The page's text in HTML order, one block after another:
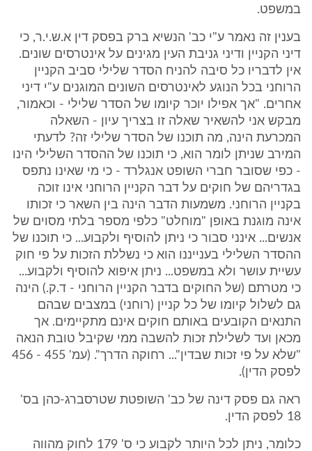
במשפט.
בענין זה נאמר ע"י כב' הנשיא ברק בפסק דין א.ש.י.ר, כי
דיני הקניין ודיני גניבת העין מגינים על אינטרסים שונים.
אין לדבריו כל סיבה להניח הסדר שלילי סביב הקניין
הרוחני בכל הנוגע לאינטרסים השונים המוגנים ע"י דיני
אחרים. "אך אפילו יוכר קיומו של הסדר שלילי - וכאמור,
מבקש אני להשאיר שאלה זו בצריך עיון - השאלה
המכרעת הינה, מה תוכנו של הסדר שלילי זה? לדעתי
המירב שניתן לומר הוא, כי תוכנו של ההסדר השלילי הינו
- כפי שסובר חברי השופט אנגלרד - כי מי שאינו נתפס
בגדריהם של חוקים על דבר הקניין הרוחני אינו זוכה
בקניין הרוחני. משמעות הדבר הינה בין השאר כי זכותו
אינה מוגנת באופן "מוחלט" כלפי מספר בלתי מסוים של
אנשים... אינני סבור כי ניתן להוסיף ולקבוע... כי תוכנו של
ההסדר השלילי בענייננו הוא כי נשללת הזכות על פי חוק
עשיית עושר ולא במשפט... ניתן איפוא להוסיף ולקבוע...
כי מטרתם (של החוקים בדבר הקניין הרוחני - ד.ק.) הינה
גם לשלול קיומו של כל קניין (רוחני) במצבים שבהם
התנאים הקובעים באותם חוקים אינם מתקיימים. אך
מכאן ועד לשלילת זכות להשבה ממי שקיבל טובת הנאה
"שלא על פי זכות שבדין"... רחוקה הדרך". (עמ' 455 - 456
לפסק הדין).
ראה גם פסק דינה של כב' השופטת שטרסברג-כהן בס'
18 לפסק הדין.
כלומר, ניתן לכל היותר לקבוע כי ס' 179 לחוק מהווה